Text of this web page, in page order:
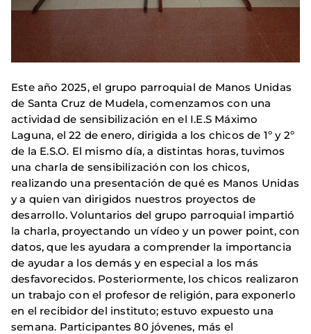
Este año 2025, el grupo parroquial de Manos Unidas
de Santa Cruz de Mudela, comenzamos con una
actividad de sensibilización en el I.E.S Máximo
Laguna, el 22 de enero, dirigida a los chicos de 1º y 2º
de la E.S.O. El mismo día, a distintas horas, tuvimos
una charla de sensibilización con los chicos,
realizando una presentación de qué es Manos Unidas
y a quien van dirigidos nuestros proyectos de
desarrollo. Voluntarios del grupo parroquial impartió
la charla, proyectando un vídeo y un power point, con
datos, que les ayudara a comprender la importancia
de ayudar a los demás y en especial a los más
desfavorecidos. Posteriormente, los chicos realizaron
un trabajo con el profesor de religión, para exponerlo
en el recibidor del instituto; estuvo expuesto una
semana. Participantes 80 jóvenes, más el